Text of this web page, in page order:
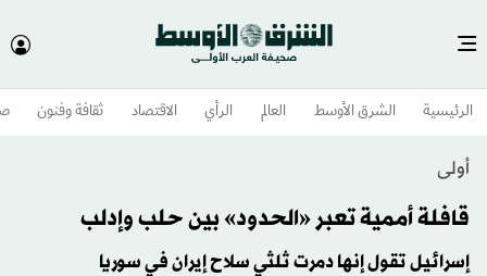
الرئيسية الشرق الأوسط​ العالم الرأي الاقتصاد ثقافة وفنون
أولى
قافلة أممية تعبر «الحدود» بين حلب وإدلب
إسرائيل تقول إنها دمرت ثلثي سلاح إيران في سوريا